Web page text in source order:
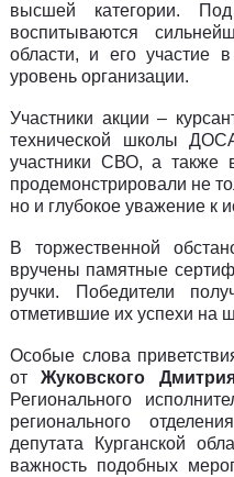
высшей категории.
воспитываются
области, и его участие
уровень организации.
Участники акции –
технической школы
участники СВО, а
продемонстрировали не
но и глубокое уважение к
В торжественной
вручены памятные
ручки. Победители
отметившие их успехи на
Особые слова
отЖуковского
Регионального
регионального
депутата Курганской
важность подобных